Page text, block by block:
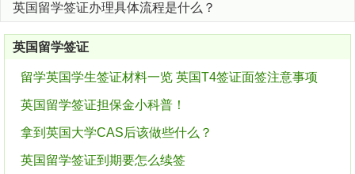
英国留学签证办理具体流程是什么？
英国留学签证
留学英国学生签证材料一览 英国T4签证面签注意事项
英国留学签证担保金小科普！
拿到英国大学CAS后该做些什么？
英国留学签证到期要怎么续签